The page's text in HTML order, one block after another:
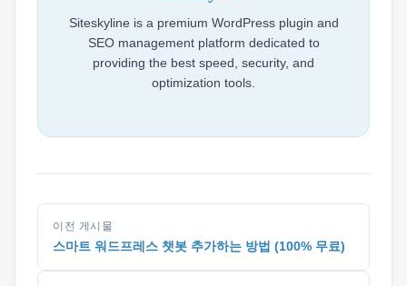
Siteskyline is a premium WordPress plugin and
SEO management platform dedicated to
providing the best speed, security, and
optimization tools.
이전 게시물
스마트 워드프레스 챗봇 추가하는 방법 (100% 무료)